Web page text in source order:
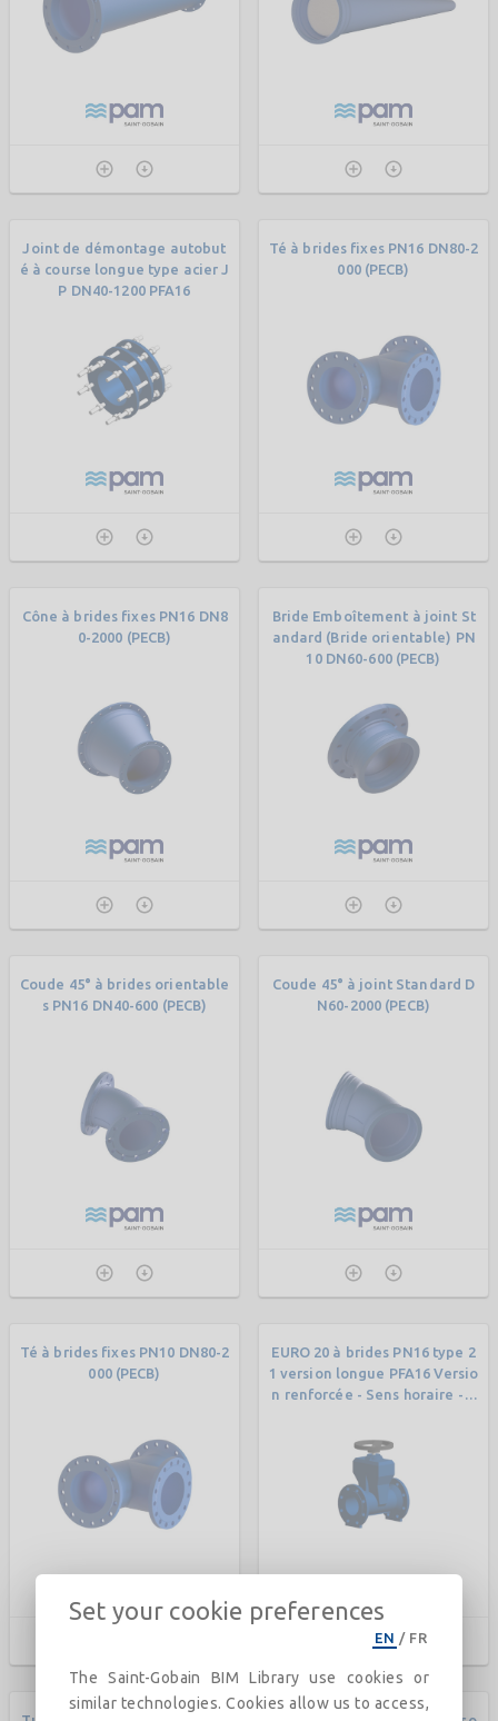
Joint de démontage autobut
é à course longue type acier J
P DN40-1200 PFA16
Té à brides fixes PN16 DN80-2
000 (PECB)
Cône à brides fixes PN16 DN8
0-2000 (PECB)
Bride Emboîtement à joint St
andard (Bride orientable) PN
10 DN60-600 (PECB)
Coude 45° à brides orientable
s PN16 DN40-600 (PECB)
Coude 45° à joint Standard D
N60-2000 (PECB)
Té à brides fixes PN10 DN80-2
000 (PECB)
EURO 20 à brides PN16 type 2
1 version longue PFA16 Versio
n renforcée - Sens horaire - V
Set your cookie preferences
EN / FR
The Saint-Gobain BIM Library use cookies or
similar technologies. Cookies allow us to access,